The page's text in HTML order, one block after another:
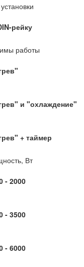
рейку
работы
и "охлаждение"
+ таймер
Вт
- 2000
- 3500
- 6000